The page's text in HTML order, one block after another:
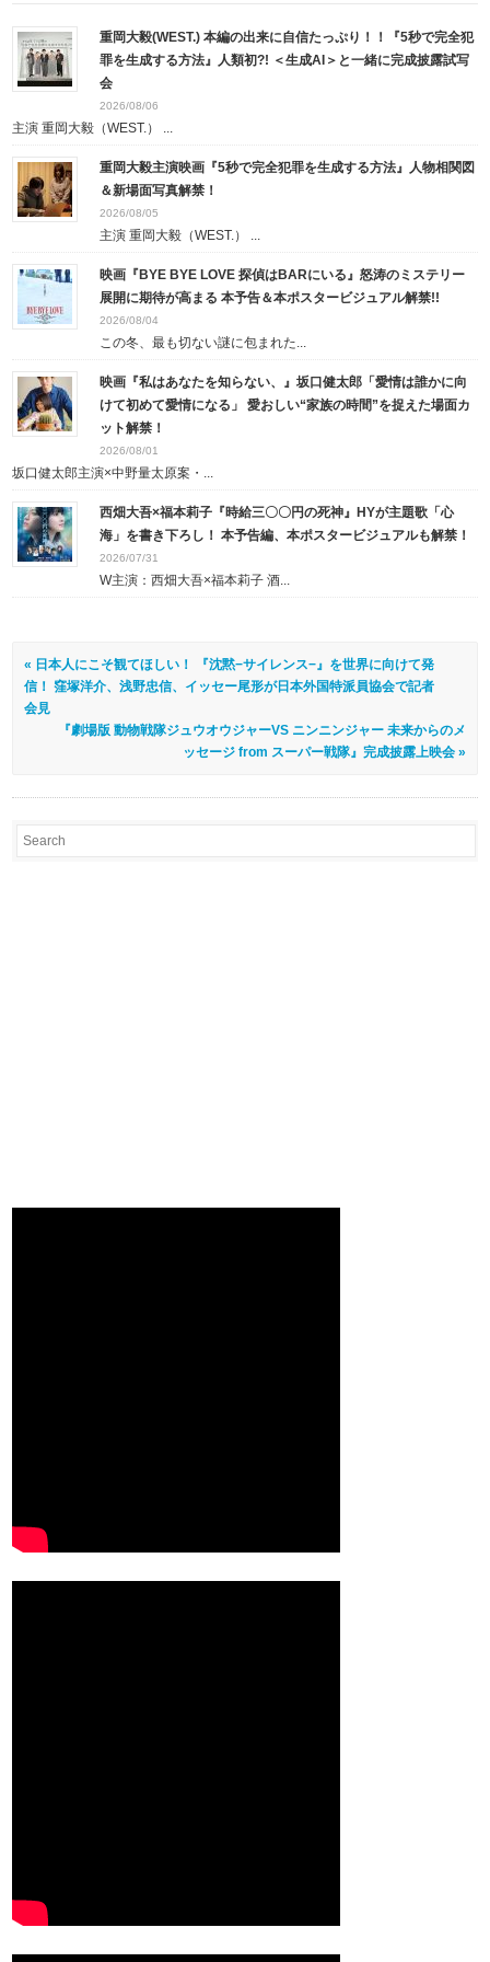
重岡大毅(WEST.) 本編の出来に自信たっぷり！！『5秒で完全犯
罪を生成する方法』人類初?! ＜生成AI＞と一緒に完成披露試写
会
2026/08/06
主演 重岡大毅（WEST.） ...
重岡大毅主演映画『5秒で完全犯罪を生成する方法』人物相関図
＆新場面写真解禁！
2026/08/05
主演 重岡大毅（WEST.） ...
映画『BYE BYE LOVE 探偵はBARにいる』怒涛のミステリー
展開に期待が高まる 本予告＆本ポスタービジュアル解禁!!
2026/08/04
この冬、最も切ない謎に包まれた...
映画『私はあなたを知らない、』坂口健太郎「愛情は誰かに向
けて初めて愛情になる」 愛おしい“家族の時間”を捉えた場面カ
ット解禁！
2026/08/01
坂口健太郎主演×中野量太原案・...
西畑大吾×福本莉子『時給三〇〇円の死神』HYが主題歌「心
海」を書き下ろし！ 本予告編、本ポスタービジュアルも解禁！
2026/07/31
W主演：西畑大吾×福本莉子 酒...
« 日本人にこそ観てほしい！ 『沈黙−サイレンス−』を世界に向けて発
信！ 窪塚洋介、浅野忠信、イッセー尾形が日本外国特派員協会で記者
会見
『劇場版 動物戦隊ジュウオウジャーVS ニンニンジャー 未来からのメ
ッセージ from スーパー戦隊』完成披露上映会 »